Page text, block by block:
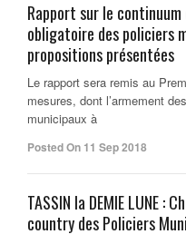
Rapport sur le
obligatoire des policiers
propositions présentées
Le rapport sera remis au
mesures, dont l’armement
municipaux à
Posted On 11 Sep 2018
TASSIN la DEMIE LUNE :
country des Policiers